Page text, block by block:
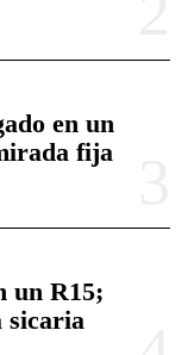
en un
fija
un R15;
sicaria